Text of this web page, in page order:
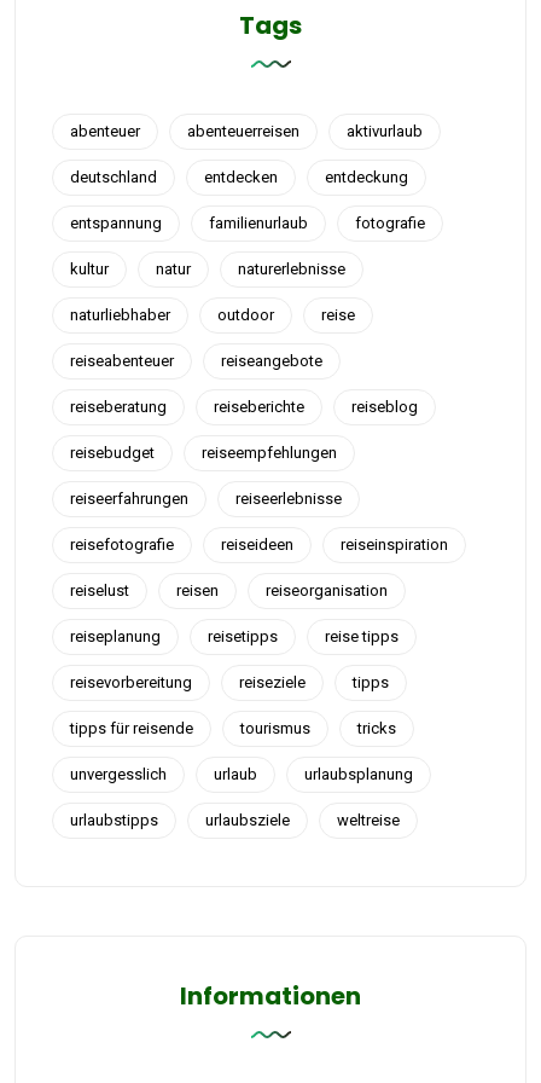
Tags
abenteuer abenteuerreisen aktivurlaub
deutschland entdecken entdeckung
entspannung familienurlaub fotografie
kultur natur naturerlebnisse
naturliebhaber outdoor reise
reiseabenteuer reiseangebote
reiseberatung reiseberichte reiseblog
reisebudget reiseempfehlungen
reiseerfahrungen reiseerlebnisse
reisefotografie reiseideen reiseinspiration
reiselust reisen reiseorganisation
reiseplanung reisetipps reise tipps
reisevorbereitung reiseziele tipps
tipps für reisende tourismus tricks
unvergesslich urlaub urlaubsplanung
urlaubstipps urlaubsziele weltreise
Informationen